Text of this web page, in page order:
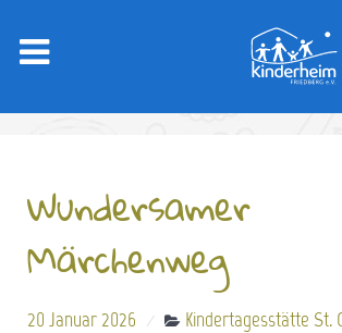
Wundersamer
Märchenweg
20 Januar 2026 Kindertagesstätte St.